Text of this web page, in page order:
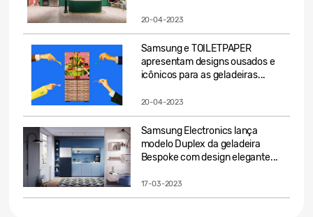
20-04-2023
Samsung e TOILETPAPER
apresentam designs ousados e
icônicos para as geladeiras...
20-04-2023
Samsung Electronics lança
modelo Duplex da geladeira
Bespoke com design elegante...
17-03-2023